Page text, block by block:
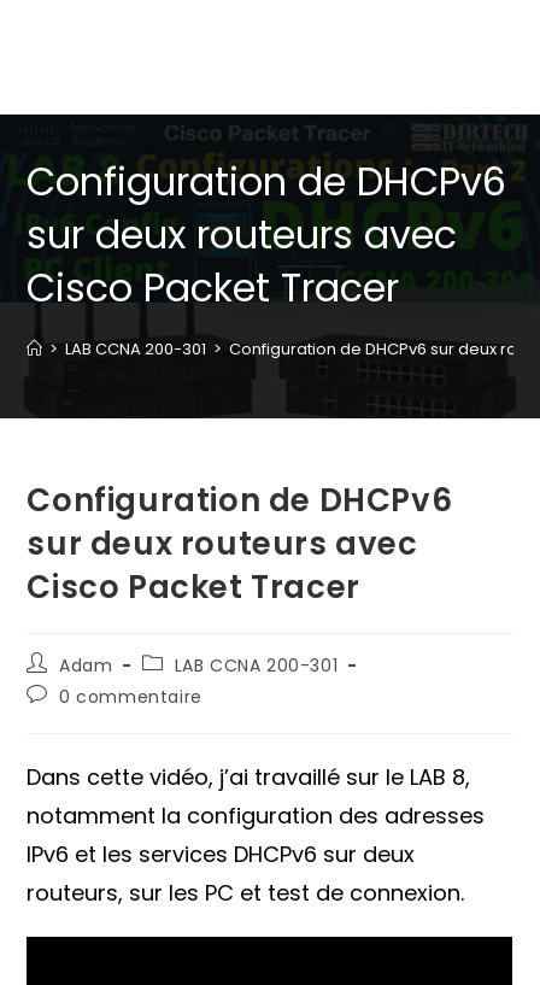
Configuration de DHCPv6
sur deux routeurs avec
Cisco Packet Tracer
> LAB CCNA 200-301 > Configuration de DHCPv6 sur deux
Configuration de DHCPv6
sur deux routeurs avec
Cisco Packet Tracer
Auteur/autrice
de
la
Adam
Post
category:
LAB CCNA 200-301
Commentaires
0 commentaire
Dans cette vidéo, j’ai travaillé sur le LAB 8,
notamment la configuration des adresses
IPv6 et les services DHCPv6 sur deux
routeurs, sur les PC et test de connexion.